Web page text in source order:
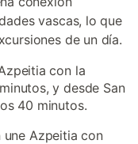
vascas, lo que
de un día.
con la
y desde San
40 minutos.
une Azpeitia con